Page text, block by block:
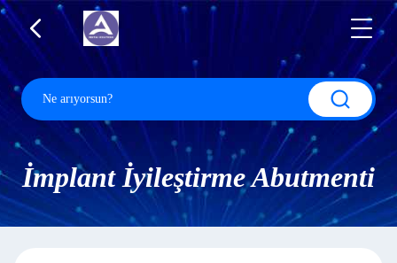
İmplant İyileştirme Abutmenti